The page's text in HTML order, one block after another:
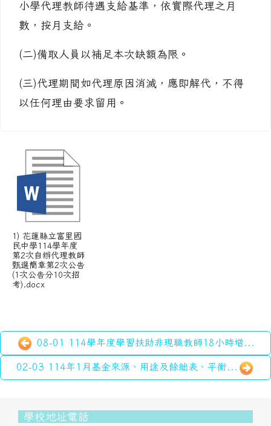
小學代理教師待遇支給基準，依實際代理之月
數，按月支給。
(二)備取人員以補足本次缺額為限。
(三)代理期間如代理原因消滅，應即解代，不得
以任何理由要求留用。
1) 花蓮縣立富里國
民中學114學年度
第2次自辦代理教師
甄選簡章第2次公告
(1次公告分10次招
考).docx
08-01 114學年度學習扶助非現職教師18小時增...
02-03 114年1月基金來源、用途及餘絀表、平衡...
頁尾區域內容
學校地址電話